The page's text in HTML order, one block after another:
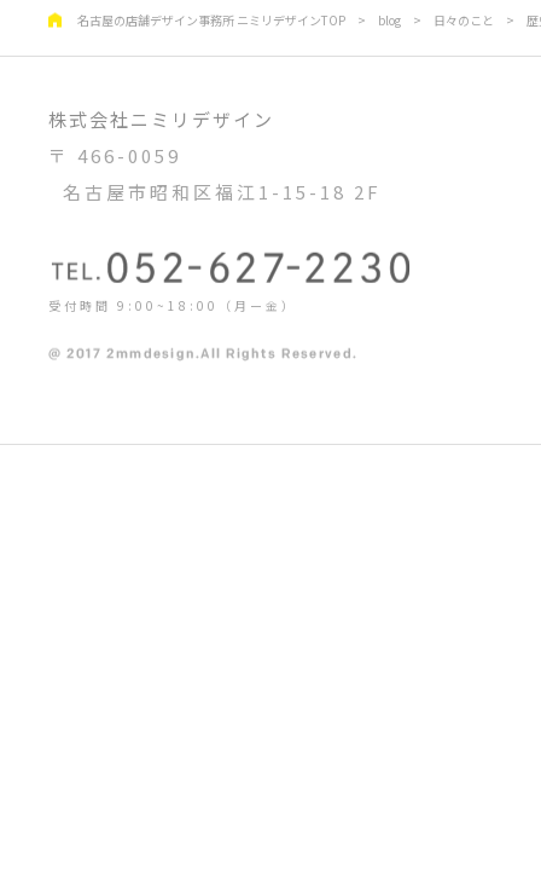
名古屋の店舗デザイン事務所 ニミリデザインTOP > blog > 日々のこと >
株式会社ニミリデザイン
〒 466-0059
名古屋市昭和区福江1-15-18 2F
受付時間 9:00~18:00（月ー金）